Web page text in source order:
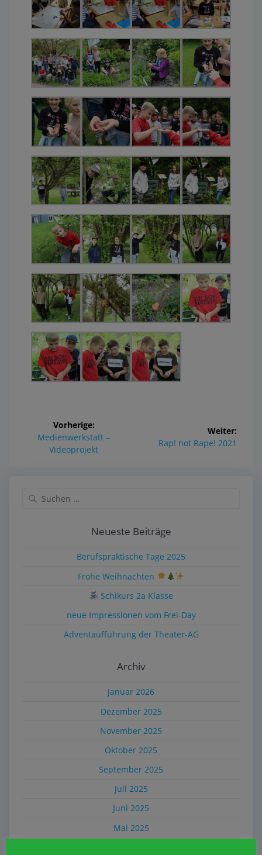
Vorherige:
Medienwerkstatt –
Videoprojekt
Weiter:
Rap! not Rape! 2021
Neueste Beiträge
Berufspraktische Tage 2025
Frohe Weihnachten
Schikurs 2a Klasse
neue Impressionen vom Frei-Day
Adventaufführung der Theater-AG
Archiv
Januar 2026
Dezember 2025
November 2025
Oktober 2025
September 2025
Juli 2025
Juni 2025
Mai 2025